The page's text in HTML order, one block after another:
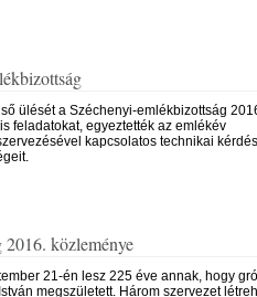
ülését a Széchenyi-emlékbizottság
feladatokat, egyeztették az emlékév
kapcsolatos technikai
közleménye
21-én lesz 225 éve annak, hogy
megszületett. Három szervezet